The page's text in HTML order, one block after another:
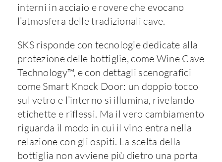
interni in acciaio e rovere che evocano
l’atmosfera delle tradizionali cave.
SKS risponde con tecnologie dedicate alla
protezione delle bottiglie, come Wine Cave
Technology™, e con dettagli scenografici
come Smart Knock Door: un doppio tocco
sul vetro e l’interno si illumina, rivelando
etichette e riflessi. Ma il vero cambiamento
riguarda il modo in cui il vino entra nella
relazione con gli ospiti. La scelta della
bottiglia non avviene più dietro una porta